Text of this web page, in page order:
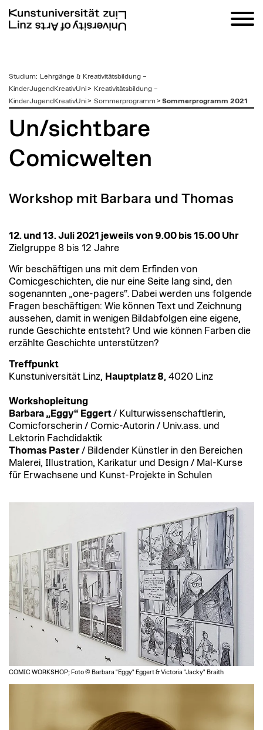
zum
Inhalt
Studium: Lehrgänge & Kreativitätsbildung –
KinderJugendKreativUni> Kreativitätsbildung –
KinderJugendKreativUni> Sommerprogramm > Sommerprogramm 2021
Un/sichtbare
Comicwelten
Workshop mit Barbara und Thomas
12. und 13. Juli 2021 jeweils von 9.00 bis 15.00 Uhr
Zielgruppe 8 bis 12 Jahre
Wir beschäftigen uns mit dem Erfinden von
Comicgeschichten, die nur eine Seite lang sind, den
sogenannten „one-pagers“. Dabei werden uns folgende
Fragen beschäftigen: Wie können Text und Zeichnung
aussehen, damit in wenigen Bildabfolgen eine eigene,
runde Geschichte entsteht? Und wie können Farben die
erzählte Geschichte unterstützen?
Treffpunkt
Kunstuniversität Linz, Hauptplatz 8, 4020 Linz
Workshopleitung
Barbara „Eggy“ Eggert/ Kulturwissenschaftlerin,
Comicforscherin / Comic-Autorin / Univ.ass. und
Lektorin Fachdidaktik
Thomas Paster/ Bildender Künstler in den Bereichen
Malerei, Illustration, Karikatur und Design / Mal-Kurse
für Erwachsene und Kunst-Projekte in Schulen
COMIC WORKSHOP; Foto © Barbara "Eggy" Eggert & Victoria "Jacky" Braith